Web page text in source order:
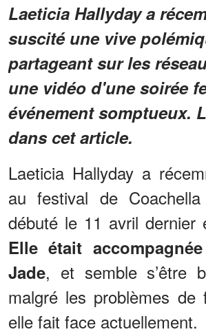
​Laeticia Hallyday a
suscité une vive
partageant sur les
une vidéo d'une soirée
événement somptueux.
dans cet article.
Laeticia Hallyday a
au festival de
débuté le 11 avril dernier
Elle était
Jade, et semble s’être
malgré les problèmes de
elle fait face actuellement.